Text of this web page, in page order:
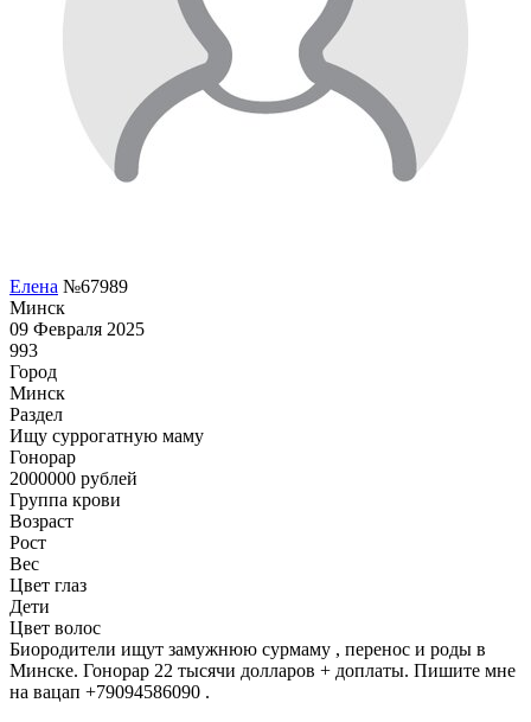
Елена №67989
Минск
09 Февраля 2025
993
Город
Минск
Раздел
Ищу суррогатную маму
Гонoрар
2000000 рублей
Группа крови
Возраст
Рост
Вес
Цвет глаз
Дети
Цвет волос
Биородители ищут замужнюю сурмаму , перенос и роды в
Минске. Гонорар 22 тысячи долларов + доплаты. Пишите мне
на вацап +79094586090 .